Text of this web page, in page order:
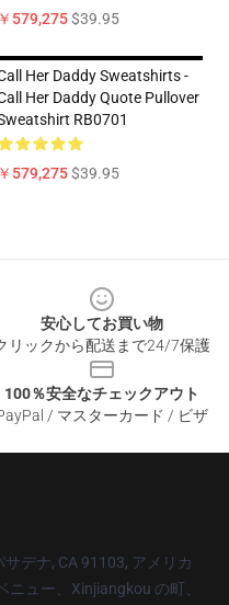
￥579,275$39.95
Her Daddy Sweatshirts -
Her Daddy Quote Pullover
RB0701
￥579,275$39.95
安心してお買い物
リックから配送まで24/7保護
100％安全なチェックアウト
/ マスターカード / ビザ
デナ, CA 91103, アメリカ
ニュー、Xinjiangkou の町、